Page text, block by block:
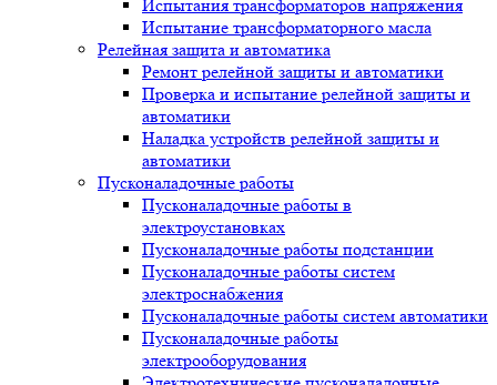
Испытания трансформаторов напряжения
Испытание трансформаторного масла
Релейная защита и автоматика
Ремонт релейной защиты и автоматики
Проверка и испытание релейной защиты и
автоматики
Наладка устройств релейной защиты и
автоматики
Пусконаладочные работы
Пусконаладочные работы в
электроустановках
Пусконаладочные работы подстанции
Пусконаладочные работы систем
электроснабжения
Пусконаладочные работы систем автоматики
Пусконаладочные работы
электрооборудования